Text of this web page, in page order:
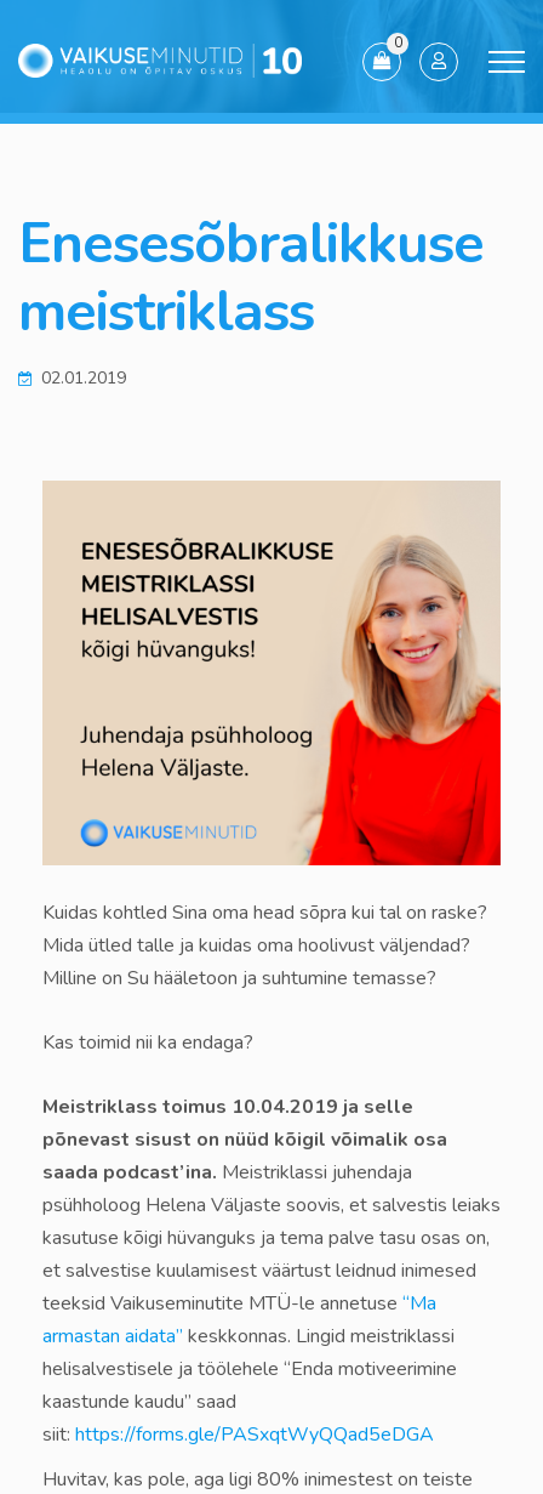
0
Enesesõbralikkuse
meistriklass
02.01.2019
Kuidas kohtled Sina oma head sõpra kui tal on raske?
Mida ütled talle ja kuidas oma hoolivust väljendad?
Milline on Su hääletoon ja suhtumine temasse?
Kas toimid nii ka endaga?
Meistriklass toimus 10.04.2019 ja selle
põnevast sisust on nüüd kõigil võimalik osa
saada podcast’ina. Meistriklassi juhendaja
psühholoog Helena Väljaste soovis, et salvestis leiaks
kasutuse kõigi hüvanguks ja tema palve tasu osas on,
et salvestise kuulamisest väärtust leidnud inimesed
teeksid Vaikuseminutite MTÜ-le annetuse “Ma
armastan aidata” keskkonnas. Lingid meistriklassi
helisalvestisele ja töölehele “Enda motiveerimine
kaastunde kaudu” saad
siit: https://forms.gle/PASxqtWyQQad5eDGA
Huvitav, kas pole, aga ligi 80% inimestest on teiste